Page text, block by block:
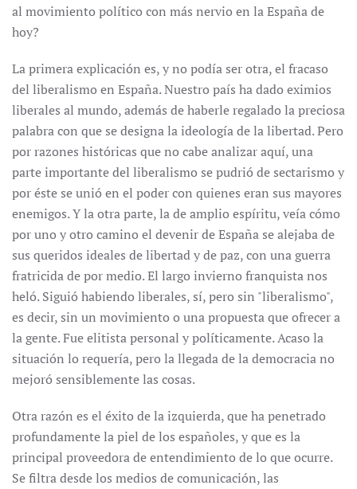
al movimiento político con más nervio en la España de
hoy?
La primera explicación es, y no podía ser otra, el fracaso
del liberalismo en España. Nuestro país ha dado eximios
liberales al mundo, además de haberle regalado la preciosa
palabra con que se designa la ideología de la libertad. Pero
por razones históricas que no cabe analizar aquí, una
parte importante del liberalismo se pudrió de sectarismo y
por éste se unió en el poder con quienes eran sus mayores
enemigos. Y la otra parte, la de amplio espíritu, veía cómo
por uno y otro camino el devenir de España se alejaba de
sus queridos ideales de libertad y de paz, con una guerra
fratricida de por medio. El largo invierno franquista nos
heló. Siguió habiendo liberales, sí, pero sin "liberalismo",
es decir, sin un movimiento o una propuesta que ofrecer a
la gente. Fue elitista personal y políticamente. Acaso la
situación lo requería, pero la llegada de la democracia no
mejoró sensiblemente las cosas.
Otra razón es el éxito de la izquierda, que ha penetrado
profundamente la piel de los españoles, y que es la
principal proveedora de entendimiento de lo que ocurre.
Se filtra desde los medios de comunicación, las